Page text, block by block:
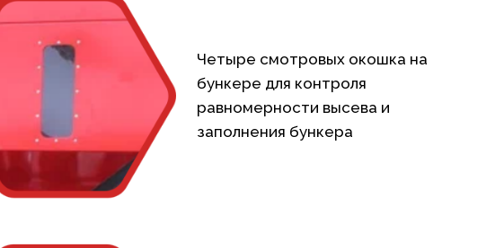
Четыре смотровых окошка на
бункере для контроля
равномерности высева и
заполнения бункера